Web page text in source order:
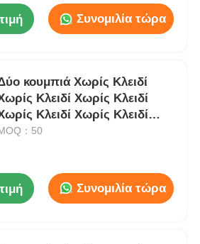
Συνομιλία τώρα
κουμπιά Χωρίς Κλειδί
Κλειδί Χωρίς Κλειδί
Κλειδί Χωρίς Κλειδί
Κλειδί Χωρίς Κλειδί Για
：50
Συνομιλία τώρα